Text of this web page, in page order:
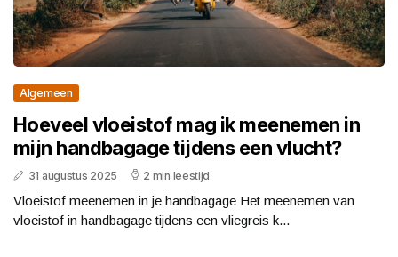
Algemeen
Hoeveel vloeistof mag ik meenemen in
mijn handbagage tijdens een vlucht?
31 augustus 2025 2 min leestijd
Vloeistof meenemen in je handbagage Het meenemen van
vloeistof in handbagage tijdens een vliegreis k...